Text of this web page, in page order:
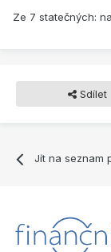
Ze 7 statečných:
Sdílet
Jít na seznam